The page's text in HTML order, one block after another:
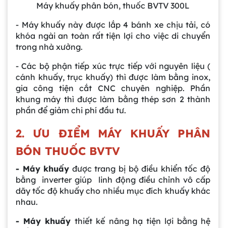
Máy khuấy phân bón, thuốc BVTV 300L
- Máy khuấy này được lắp 4 bánh xe chịu tải, có
khóa ngài an toàn rất tiện lợi cho việc di chuyển
trong nhà xưởng.
- Các bộ phận tiếp xúc trực tiếp với nguyên liệu (
cánh khuấy, trục khuấy) thì được làm bằng inox,
gia công tiện cắt CNC chuyên nghiệp. Phần
khung máy thì được làm bằng thép sơn 2 thành
phần để giảm chi phí đầu tư.
2. ƯU ĐIỂM MÁY KHUẤY PHÂN
BÓN THUỐC BVTV
- Máy khuấy được trang bị bộ điều khiển tốc độ
bằng inverter giúp linh động điều chỉnh vô cấp
dãy tốc độ khuấy cho nhiều mục đích khuấy khác
nhau.
- Máy khuấythiết kế nâng hạ tiện lợi bằng hệ